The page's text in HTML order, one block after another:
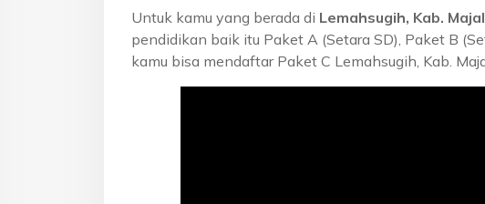
Untuk kamu yang berada di Lemahsugih, Kab.
pendidikan baik itu Paket A (Setara SD), Paket B
kamu bisa mendaftar Paket C Lemahsugih, Kab.